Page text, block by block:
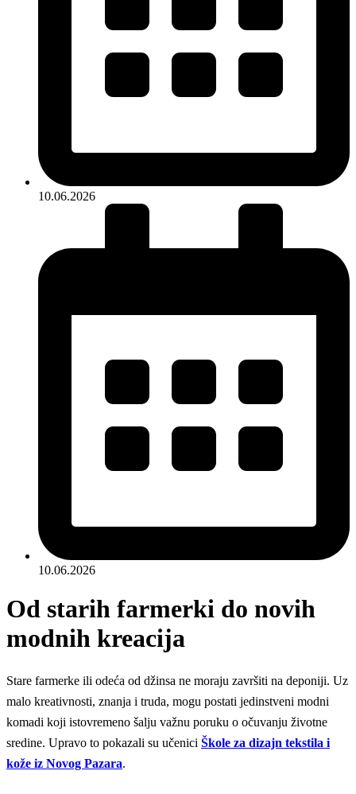
10.06.2026
10.06.2026
Od starih farmerki do novih
modnih kreacija
Stare farmerke ili odeća od džinsa ne moraju završiti na deponiji. Uz
malo kreativnosti, znanja i truda, mogu postati jedinstveni modni
komadi koji istovremeno šalju važnu poruku o očuvanju životne
sredine. Upravo to pokazali su učenici Škole za dizajn tekstila i
kože iz Novog Pazara.